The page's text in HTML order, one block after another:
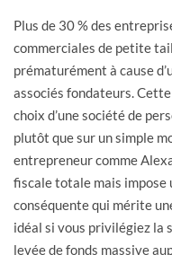
Plus de 30 % des
commerciales de petite
prématurément à cause
associés fondateurs.
choix d’une société de
plutôt que sur un simple
entrepreneur comme
fiscale totale mais
conséquente qui mérite
idéal si vous privilégiez la
levée de fonds massive